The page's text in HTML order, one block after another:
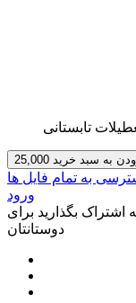
تابستانی
افزودن به سبد خرید
به تمام فایل ها
ورود
بگذارید برای
دوستانتان